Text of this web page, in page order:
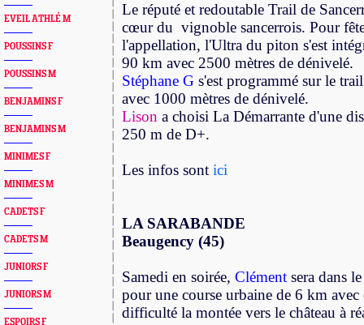
EVEIL ATHLÉ M
POUSSINS F
POUSSINS M
BENJAMINS F
BENJAMINS M
MINIMES F
MINIMES M
CADETS F
CADETS M
JUNIORS F
JUNIORS M
ESPOIRS F
Le réputé et redoutable Trail de
cœur du vignoble sancerrois. Pour
l'appellation, l'Ultra du piton s'est
90 km avec 2500 mètres de dénivelé.
Stéphane G s'est programmé sur le
avec 1000 mètres de dénivelé.
Lison a choisi La Démarrante d'une
250 m de D+.
Les infos sont ici
LA SARABANDE
Beaugency (45)
Samedi en soirée, Clément sera dans
pour une course urbaine de 6 km
difficulté la montée vers le château à